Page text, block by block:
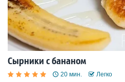
Сырники с бананом
20 мин. Легко